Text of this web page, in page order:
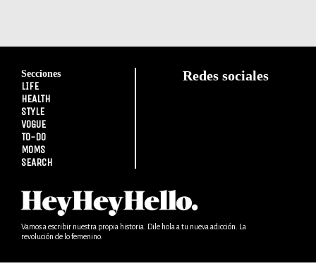
Secciones
LIFE
HEALTH
STYLE
VOGUE
TO-DO
MOMS
SEARCH
Redes sociales
Vamos a escribir nuestra propia historia. Dile hola a tu nueva adicción. La
revolución de lo femenino.